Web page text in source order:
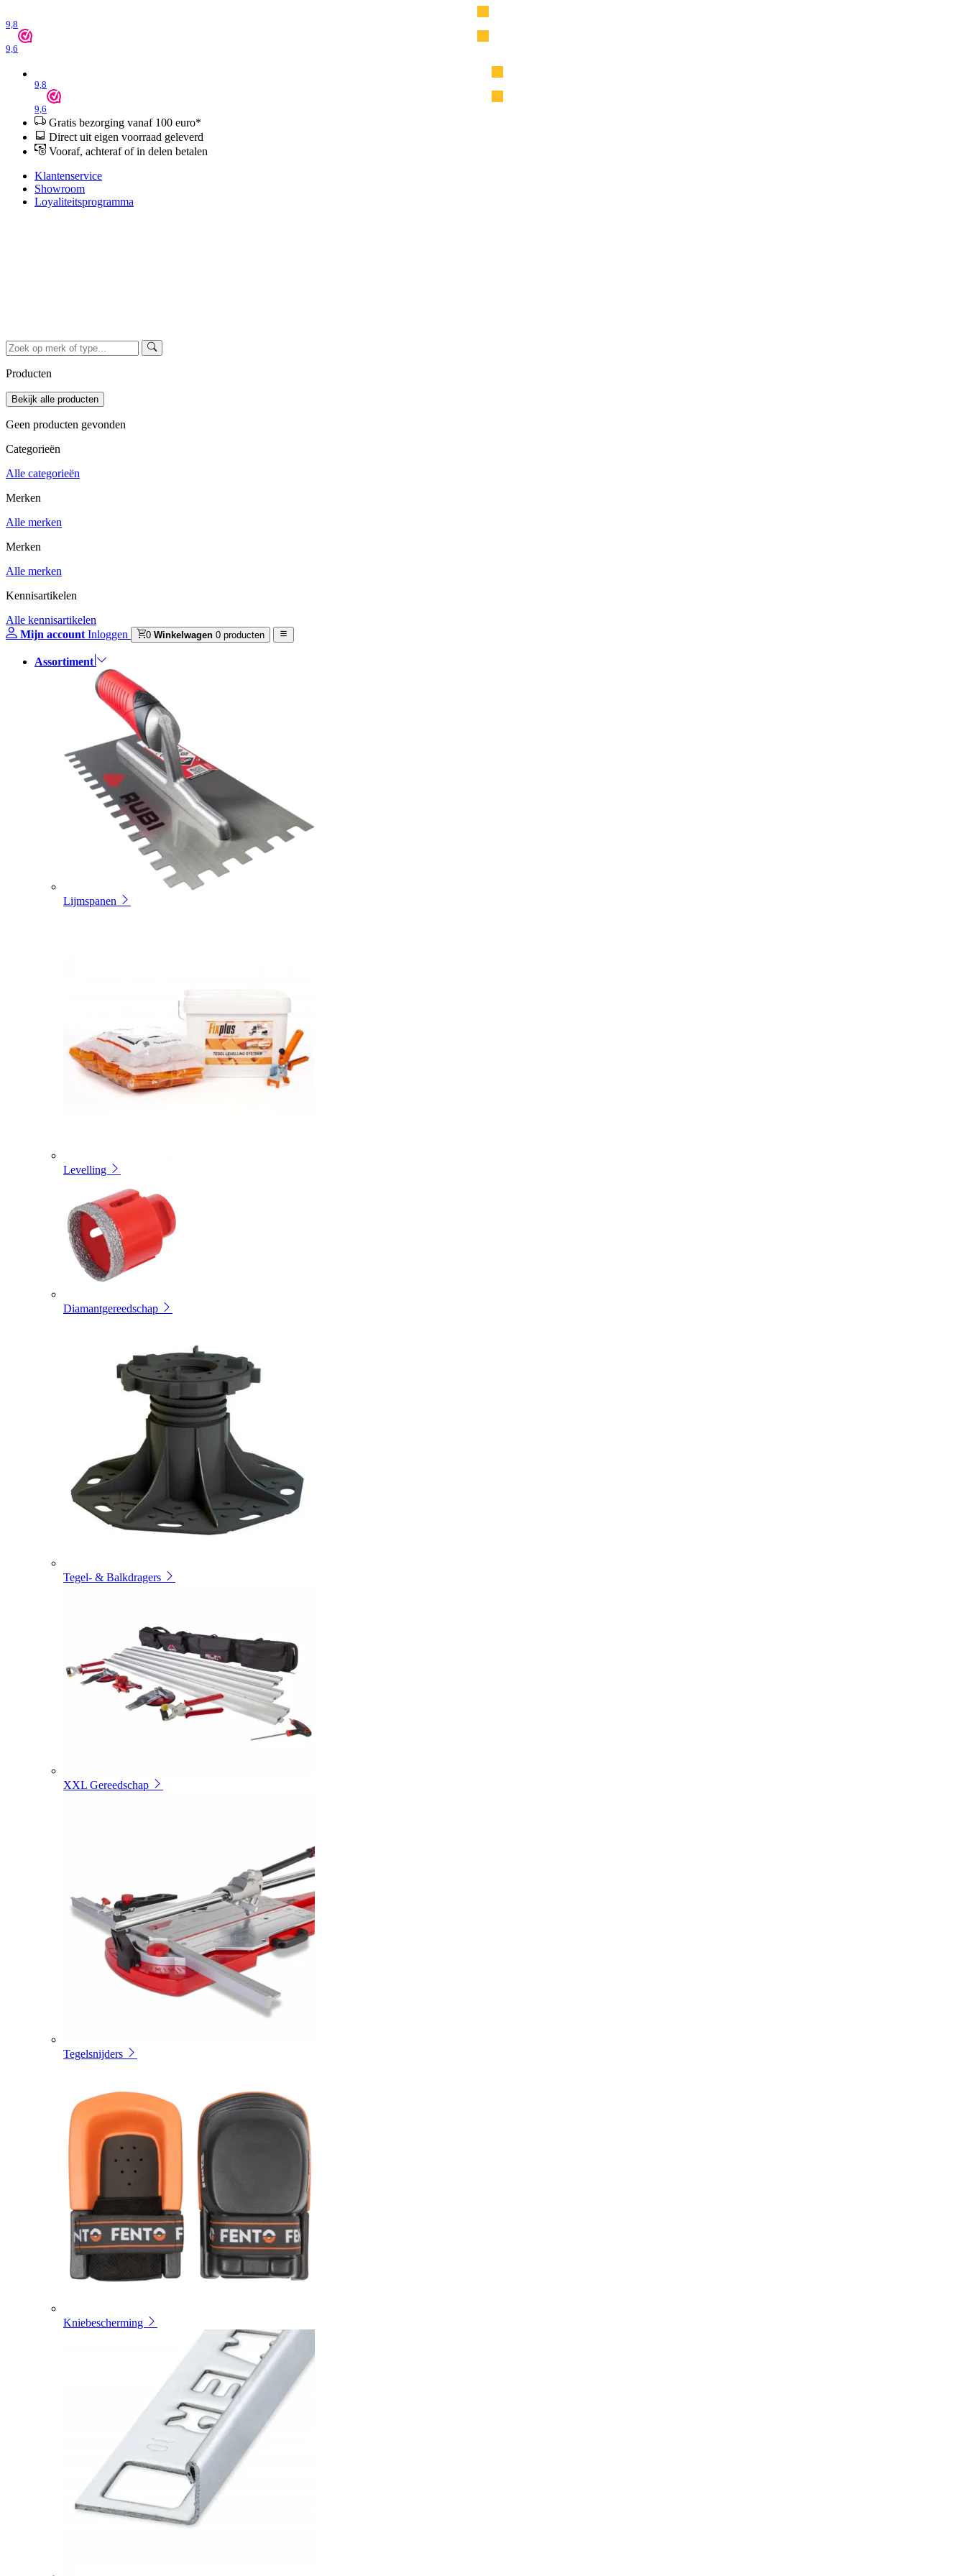
9,8
9,6
9,8
9,6
Gratis bezorging vanaf 100 euro*
Direct uit eigen voorraad geleverd
Vooraf, achteraf of in delen betalen
Klantenservice
Showroom
Loyaliteitsprogramma
Producten
Geen producten gevonden
Categorieën
Alle categorieën
Merken
Alle merken
Merken
Alle merken
Kennisartikelen
Alle kennisartikelen
Mijn account Inloggen 0 Winkelwagen 0 producten
Assortiment
Lijmspanen
Levelling
Diamantgereedschap
Tegel- & Balkdragers
XXL Gereedschap
Tegelsnijders
Kniebescherming